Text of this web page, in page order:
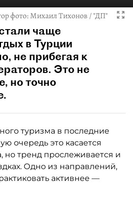
фото:Михаил Тихонов / "ДП"
чаще
в Турции
не прибегая к
Это не
но точно
туризма в последние
очередь это касается
но тренд прослеживается и
Одно из направлений,
активнее —